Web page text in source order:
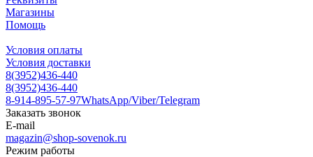
Магазины
Помощь
Условия оплаты
Условия доставки
8(3952)436-440
8(3952)436-440
8-914-895-57-97WhatsApp/Viber/Telegram
Заказать звонок
E-mail
magazin@shop-sovenok.ru
Режим работы